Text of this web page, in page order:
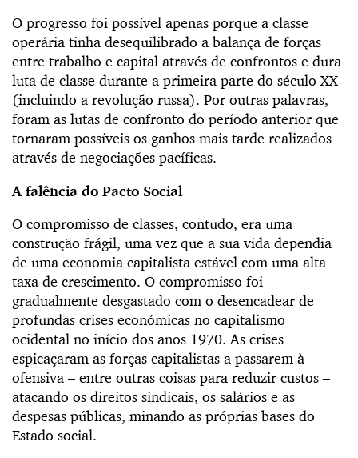
O progresso foi possível apenas porque a classe
operária tinha desequilibrado a balança de forças
entre trabalho e capital através de confrontos e dura
luta de classe durante a primeira parte do século XX
(incluindo a revolução russa). Por outras palavras,
foram as lutas de confronto do período anterior que
tornaram possíveis os ganhos mais tarde realizados
através de negociações pacíficas.
A falência do Pacto Social
O compromisso de classes, contudo, era uma
construção frágil, uma vez que a sua vida dependia
de uma economia capitalista estável com uma alta
taxa de crescimento. O compromisso foi
gradualmente desgastado com o desencadear de
profundas crises económicas no capitalismo
ocidental no início dos anos 1970. As crises
espicaçaram as forças capitalistas a passarem à
ofensiva – entre outras coisas para reduzir custos –
atacando os direitos sindicais, os salários e as
despesas públicas, minando as próprias bases do
Estado social.